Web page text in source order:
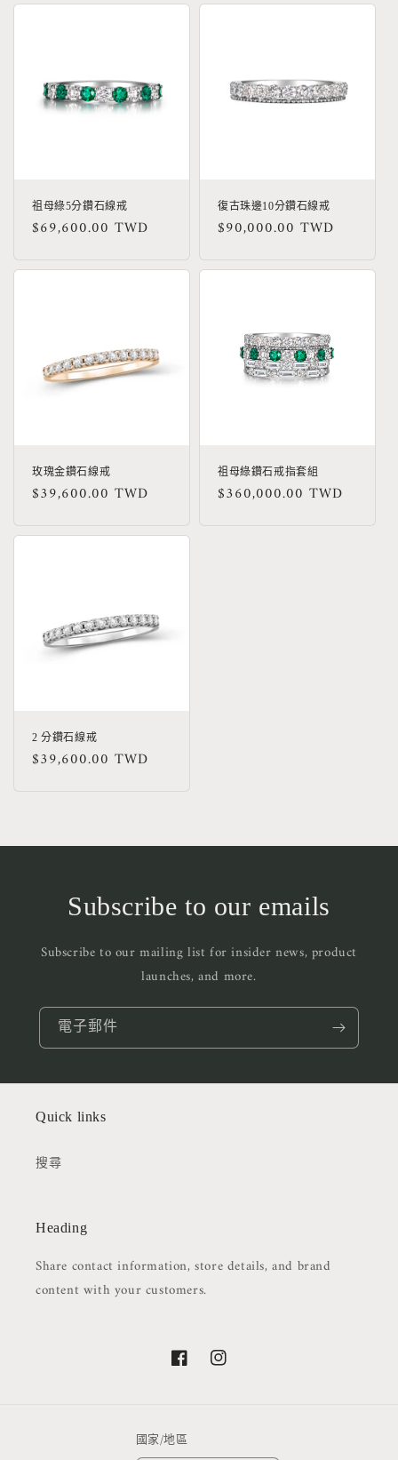
祖母綠5分鑽石線戒
定
$69,600.00 TWD
復古珠邊10分鑽石線戒
定
$90,000.00 TWD
玫瑰金鑽石線戒
定
$39,600.00 TWD
祖母綠鑽石戒指套組
定
$360,000.00 TWD
2 分鑽石線戒
定
$39,600.00 TWD
Subscribe to our emails
Subscribe to our mailing list for insider news, product
launches, and more.
電子郵件
Quick links
搜尋
Heading
Share contact information, store details, and brand
content with your customers.
FacebookInstagram
國家/地區